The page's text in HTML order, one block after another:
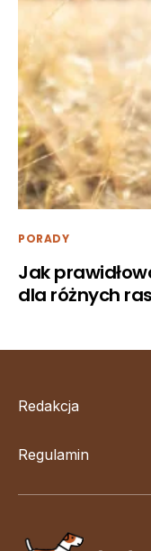
PORADY
Jak
dla różnych
Redakcja
Regulamin